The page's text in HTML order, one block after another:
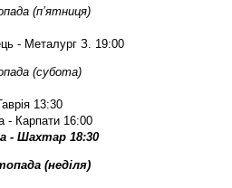
(п’ятниця)
- Металург З. 19:00
(субота)
13:30
- Карпати 16:00
- Шахтар 18:30
(неділя)